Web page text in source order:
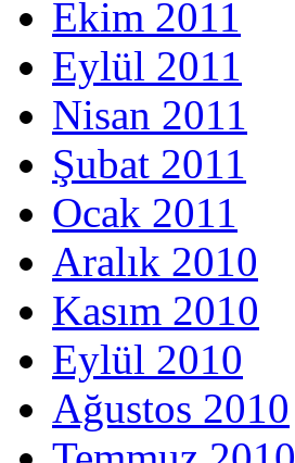
Ekim 2011
Eylül 2011
Nisan 2011
Şubat 2011
Ocak 2011
Aralık 2010
Kasım 2010
Eylül 2010
Ağustos 2010